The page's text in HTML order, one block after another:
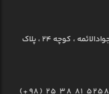
استان قم ، شهر قم ، خیابان جوادالائمه ، کوچه ۲۴ ، پلاک